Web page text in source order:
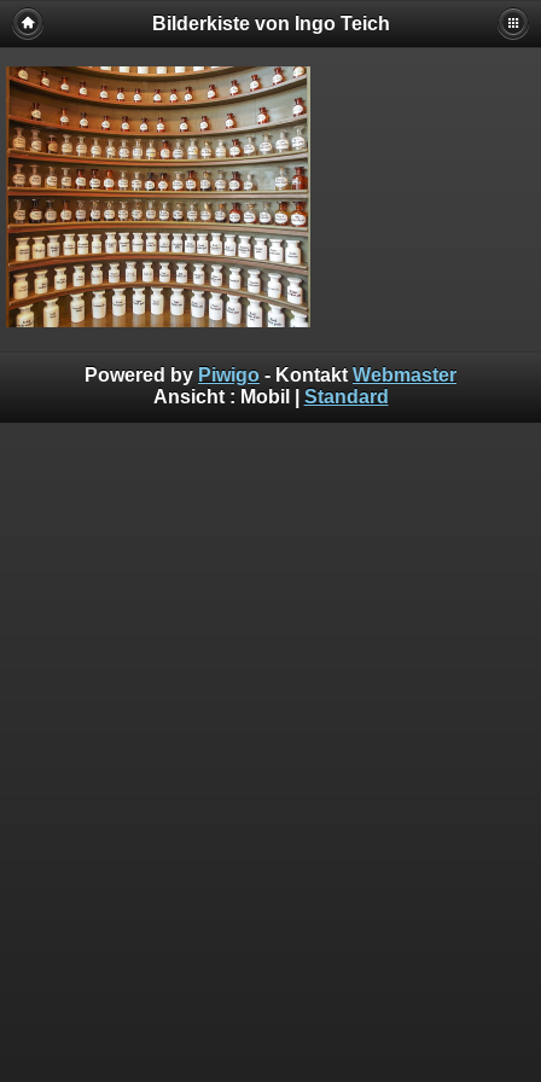
Bilderkiste von Ingo Teich
Powered by Piwigo - Kontakt Webmaster
Ansicht : Mobil Standard